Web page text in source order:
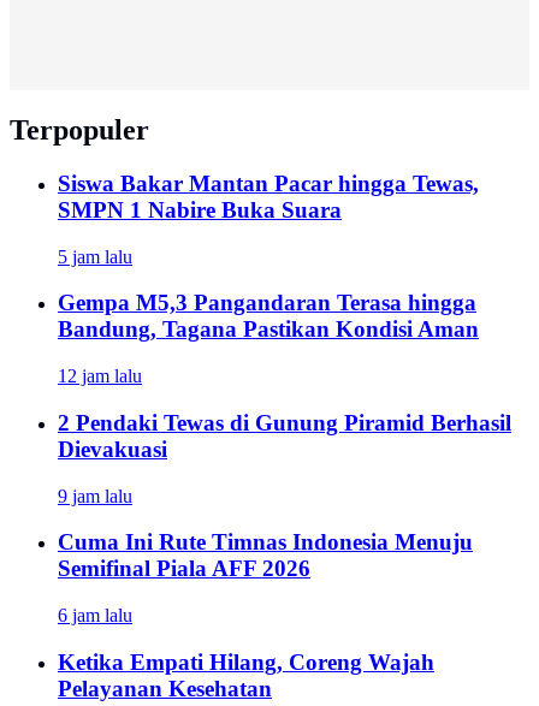
Terpopuler
Siswa Bakar Mantan Pacar hingga Tewas,
SMPN 1 Nabire Buka Suara
5 jam lalu
Gempa M5,3 Pangandaran Terasa hingga
Bandung, Tagana Pastikan Kondisi Aman
12 jam lalu
2 Pendaki Tewas di Gunung Piramid Berhasil
Dievakuasi
9 jam lalu
Cuma Ini Rute Timnas Indonesia Menuju
Semifinal Piala AFF 2026
6 jam lalu
Ketika Empati Hilang, Coreng Wajah
Pelayanan Kesehatan